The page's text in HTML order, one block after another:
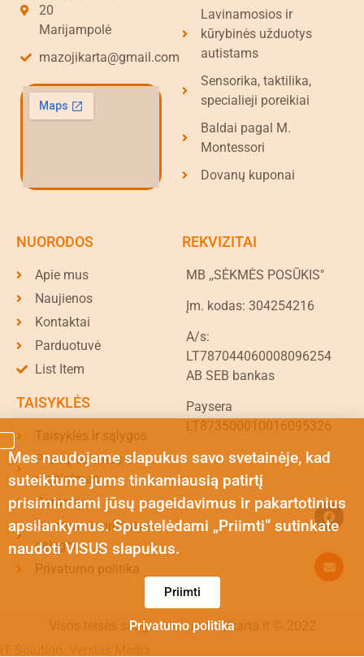
20
Marijampolė
mazojikarta@gmail.com
Lavinamosios ir
kūrybinės užduotys
autistams
Sensorika, taktilika,
specialieji poreikiai
Baldai pagal M.
Montessori
Dovanų kuponai
NUORODOS
Apie mus
Naujienos
Kontaktai
Parduotuvė
List Item
TAISYKLĖS
Taisyklės ir sąlygos
Prekių keitimas ir
grąžinimas
Garantija
Siuntimo ir pristatymo
sąlygos
Privatumo politika
REKVIZITAI
MB ,,SĖKMĖS POSŪKIS"
Įm. kodas: 304254216
A/s:
LT787044060008096254
AB SEB bankas
Paysera
LT873500010016095326
Visos teisės saugomos | mazojikarta.lt © 2022
Mes naudojame slapukus savo svetainėje, kad
suteiktume jums tinkamiausią patirtį
prisimindami jūsų pageidavimus ir pakartotinius
apsilankymus. Spustelėdami „Priimti“ sutinkate
naudoti VISUS slapukus.
Priimti
Privatumo politika